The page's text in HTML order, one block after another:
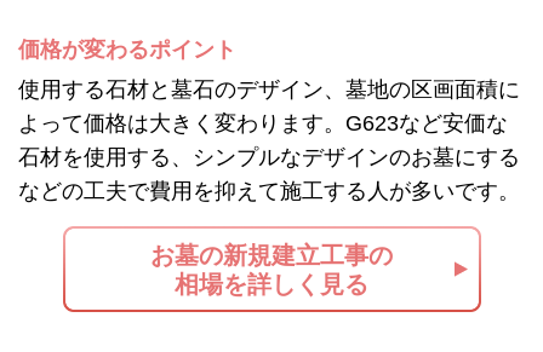
価格が変わるポイント
使用する石材と墓石のデザイン、墓地の区画面積に
よって価格は大きく変わります。G623など安価な
石材を使用する、シンプルなデザインのお墓にする
などの工夫で費用を抑えて施工する人が多いです。
お墓の新規建立工事の
相場を詳しく見る